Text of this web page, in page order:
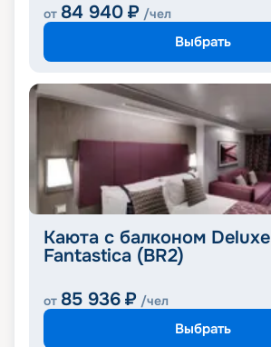
от 84 940 ₽ /чел
Выбрать
Каюта с балконом Deluxe
Fantastica (BR2)
от 85 936 ₽ /чел
Выбрать